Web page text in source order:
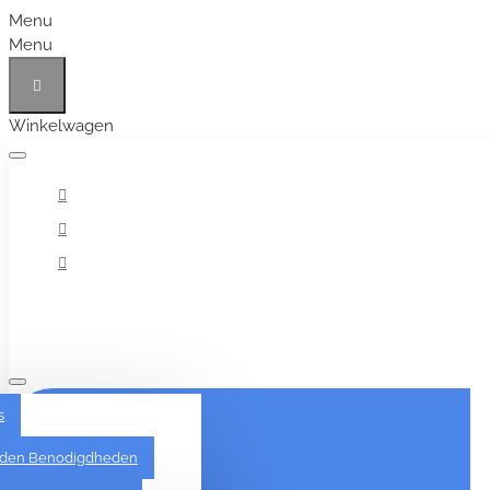
Menu
Menu
Winkelwagen
Alles
Benodigdheden